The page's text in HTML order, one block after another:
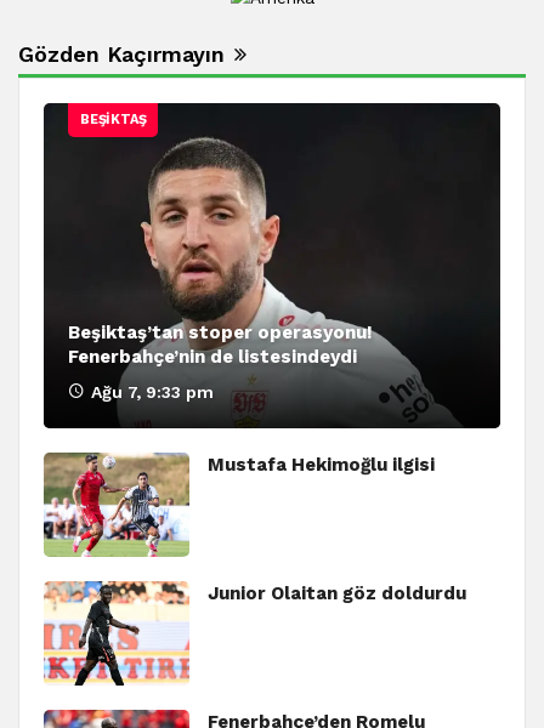
Gözden Kaçırmayın
BEŞIKTAŞ
Beşiktaş’tan stoper operasyonu!
Fenerbahçe’nin de listesindeydi
Ağu 7, 9:33 pm
Mustafa Hekimoğlu ilgisi
Junior Olaitan göz doldurdu
Fenerbahçe’den Romelu